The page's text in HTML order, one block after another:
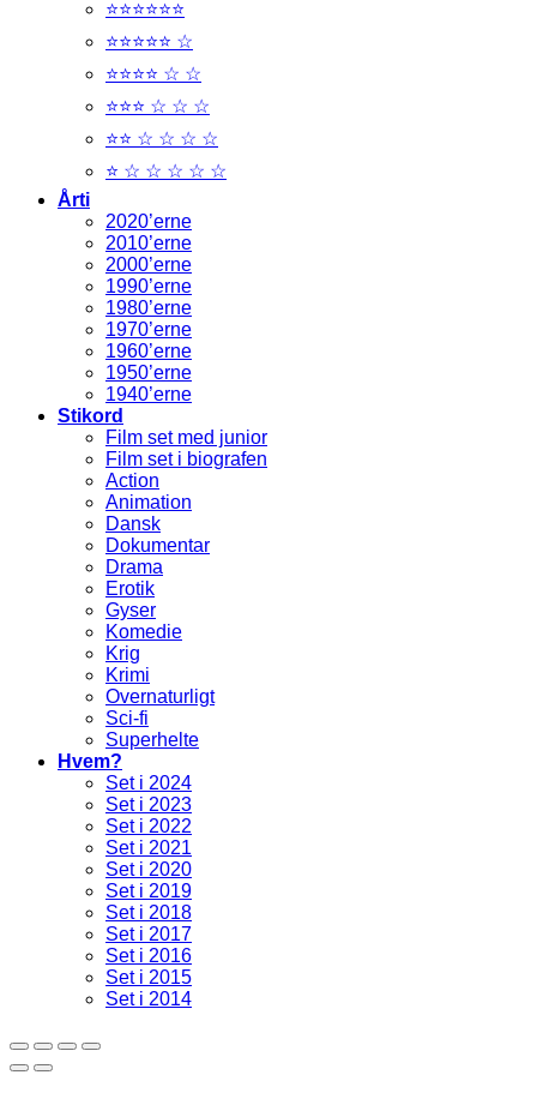
⭐⭐⭐⭐⭐⭐
⭐⭐⭐⭐⭐ ☆
⭐⭐⭐⭐ ☆ ☆
⭐⭐⭐ ☆ ☆ ☆
⭐⭐ ☆ ☆ ☆ ☆
⭐ ☆ ☆ ☆ ☆ ☆
Årti
2020’erne
2010’erne
2000’erne
1990’erne
1980’erne
1970’erne
1960’erne
1950’erne
1940’erne
Stikord
Film set med junior
Film set i biografen
Action
Animation
Dansk
Dokumentar
Drama
Erotik
Gyser
Komedie
Krig
Krimi
Overnaturligt
Sci-fi
Superhelte
Hvem?
Set i 2024
Set i 2023
Set i 2022
Set i 2021
Set i 2020
Set i 2019
Set i 2018
Set i 2017
Set i 2016
Set i 2015
Set i 2014